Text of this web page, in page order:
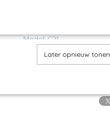
Model: C21
Decor: 1443X
Later opnieuw tonen